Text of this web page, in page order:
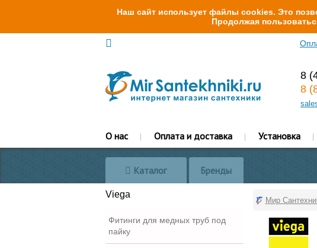
Наш сайт использует файлы cookies. Это
Продолжая
8
8
О нас Оплата и доставка Установка
Каталог Бренды
Viega
Фитинги для медных труб под
пайку
Мир